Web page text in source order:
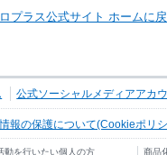
プラス公式サイト ホームに
公式ソーシャルメディアアカ
報の保護について(Cookieポリ
動を行いたい個人の方 商品